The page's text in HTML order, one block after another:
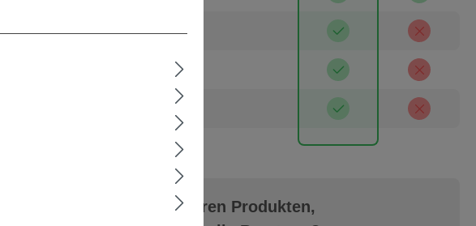
Sie haben Fragen zu unseren Produkten,